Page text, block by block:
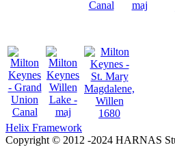
Helix Framework
Copyright © 2012 -2024 HARNAS